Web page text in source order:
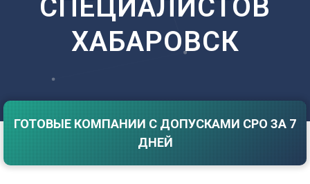
Владимир
Волгоград
Воронеж
Екатеринбург
И
Иваново
Ижевск
Иркутск
Саратов
Севастополь
Симферополь
Ставрополь
Т
СПЕЦИАЛИСТОВ
ХАБАРОВСК
ГОТОВЫЕ КОМПАНИИ С ДОПУСКАМИ СРО ЗА 7
ДНЕЙ